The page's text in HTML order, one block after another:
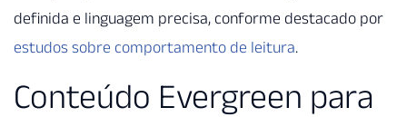
definida e linguagem precisa, conforme destacado por
estudos sobre comportamento de leitura.
Conteúdo Evergreen para